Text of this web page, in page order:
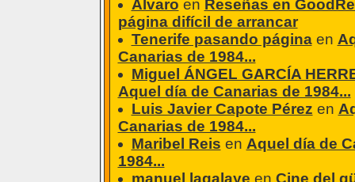
Alvaro en Reseñas en
página difícil de arrancar
Tenerife pasando páginaen
Canarias de 1984...
Miguel ÁNGEL GARCÍA
Aquel día de Canarias de 1984...
Luis Javier Capote Pérez en
Canarias de 1984...
Maribel Reis en Aquel día de
1984...
manuel lagalaye en Cine del